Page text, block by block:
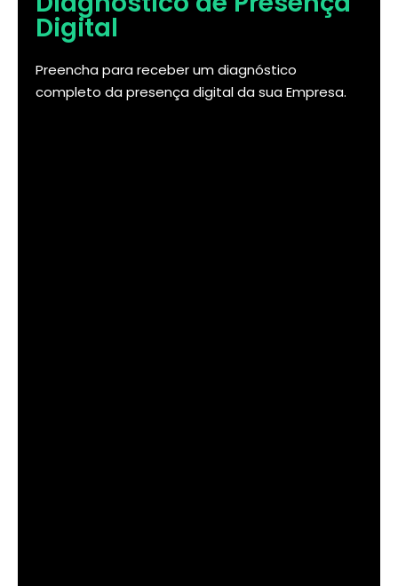
Digital
Preencha para receber um diagnóstico
completo da presença digital da sua Empresa.